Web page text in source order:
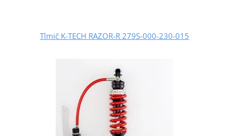
Tlmič K-TECH RAZOR-R 279S-000-230-015